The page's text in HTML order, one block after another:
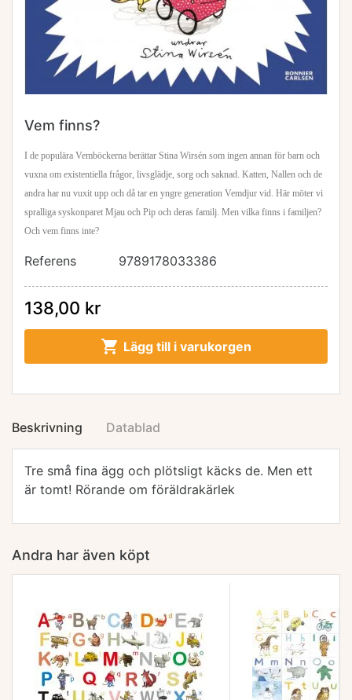
Vem finns?
I de populära Vemböckerna berättar Stina Wirsén som ingen annan för barn och
vuxna om existentiella frågor, livsglädje, sorg och saknad. Katten, Nallen och de
andra har nu vuxit upp och då tar en yngre generation Vemdjur vid. Här möter vi
spralliga syskonparet Mjau och Pip och deras familj. Men vilka finns i familjen?
Och vem finns inte?
Referens 9789178033386
138,00 kr
 Lägg till i varukorgen
Beskrivning Datablad
Tre små fina ägg och plötsligt käcks de. Men ett
är tomt! Rörande om föräldrakärlek
Andra har även köpt